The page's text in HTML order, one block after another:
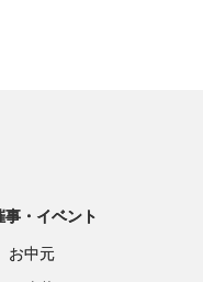
事・イベント
お中元